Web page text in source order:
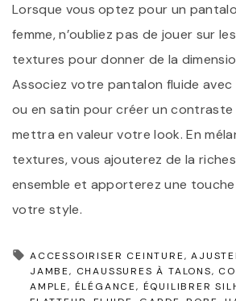
Lorsque vous optez pour un
femme, n’oubliez pas de jouer sur
textures pour donner de la
Associez votre pantalon fluide avec
ou en satin pour créer un
mettra en valeur votre look. En
textures, vous ajouterez de la
ensemble et apporterez une touche
votre style.
ACCESSOIRISER CEINTURE
JAMBE
CHAUSSURES À TALONS
AMPLE
ÉLÉGANCE ÉQUILIBRER